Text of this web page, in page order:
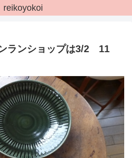
reikoyokoi
ランショップは3/2 11